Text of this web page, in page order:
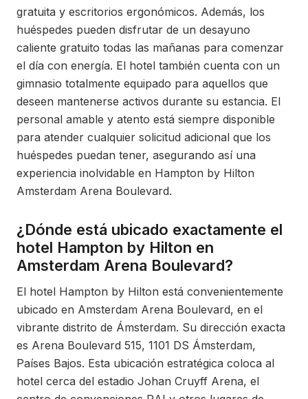
gratuita y escritorios ergonómicos. Además, los
huéspedes pueden disfrutar de un desayuno
caliente gratuito todas las mañanas para comenzar
el día con energía. El hotel también cuenta con un
gimnasio totalmente equipado para aquellos que
deseen mantenerse activos durante su estancia. El
personal amable y atento está siempre disponible
para atender cualquier solicitud adicional que los
huéspedes puedan tener, asegurando así una
experiencia inolvidable en Hampton by Hilton
Amsterdam Arena Boulevard.
¿Dónde está ubicado exactamente el
hotel Hampton by Hilton en
Amsterdam Arena Boulevard?
El hotel Hampton by Hilton está convenientemente
ubicado en Amsterdam Arena Boulevard, en el
vibrante distrito de Ámsterdam. Su dirección exacta
es Arena Boulevard 515, 1101 DS Ámsterdam,
Países Bajos. Esta ubicación estratégica coloca al
hotel cerca del estadio Johan Cruyff Arena, el